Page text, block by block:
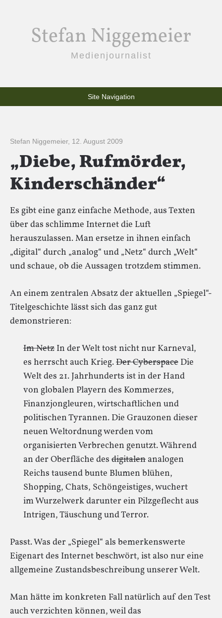
Stefan Niggemeier
Medienjournalist
Site Navigation
Stefan Niggemeier, 12. August 2009
„Diebe, Rufmörder,
Kinderschänder“
Es gibt eine ganz einfache Methode, aus Texten
über das schlimme Internet die Luft
herauszulassen. Man ersetze in ihnen einfach
„digital“ durch „analog“ und „Netz“ durch „Welt“
und schaue, ob die Aussagen trotzdem stimmen.
An einem zentralen Absatz der aktuellen „Spiegel“-
Titelgeschichte lässt sich das ganz gut
demonstrieren:
Im Netz In der Welt tost nicht nur Karneval,
es herrscht auch Krieg.Der Cyberspace Die
Welt des 21. Jahrhunderts ist in der Hand
von globalen Playern des Kommerzes,
Finanzjongleuren, wirtschaftlichen und
politischen Tyrannen. Die Grauzonen dieser
neuen Weltordnung werden vom
organisierten Verbrechen genutzt. Während
an der Oberfläche des digitalen analogen
Reichs tausend bunte Blumen blühen,
Shopping, Chats, Schöngeistiges, wuchert
im Wurzelwerk darunter ein Pilzgeflecht aus
Intrigen, Täuschung und Terror.
Passt. Was der „Spiegel“ als bemerkenswerte
Eigenart des Internet beschwört, ist also nur eine
allgemeine Zustandsbeschreibung unserer Welt.
Man hätte im konkreten Fall natürlich auf den Test
auch verzichten können, weil das